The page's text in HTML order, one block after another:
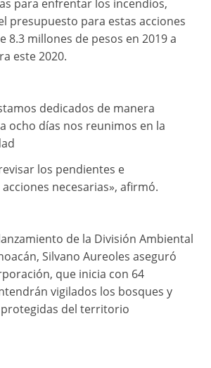
para enfrentar los incendios,
presupuesto para estas acciones
8.3 millones de pesos en 2019 a
este 2020.
dedicados de manera
ocho días nos reunimos en la
los pendientes e
necesarias», afirmó.
de la División Ambiental
Silvano Aureoles aseguró
que inicia con 64
vigilados los bosques y
del territorio